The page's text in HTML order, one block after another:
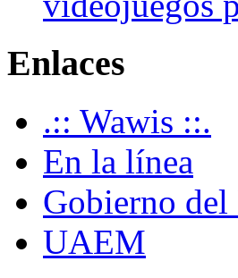
Enlaces
.:: Wawis ::.
En la línea
Gobierno
UAEM